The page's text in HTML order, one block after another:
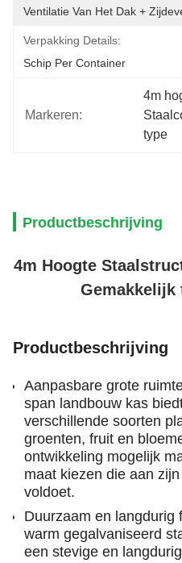
Ventilatie Van Het Dak +
Verpakking Details:
Schip Per Container
Markeren:
4m
type
Productbeschrijving
4m Hoogte
Gemakkelijk
Productbeschrijving
Aanpasbare grote
span landbouw kas
verschillende soorten
groenten, fruit en
ontwikkeling mogelijk
maat kiezen die aan
voldoet.
Duurzaam en langdurig
warm gegalvaniseerd
een stevige en